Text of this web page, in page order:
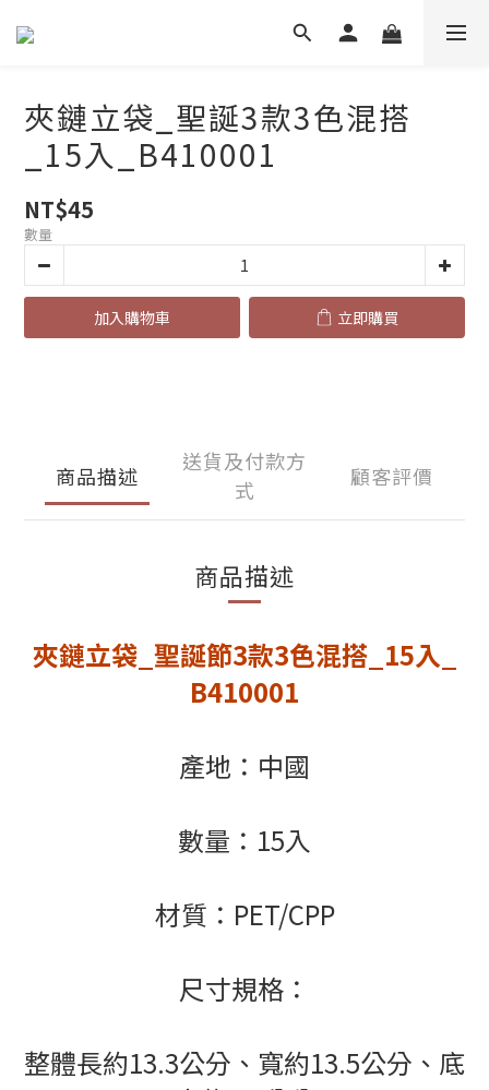
夾鏈立袋_聖誕3款3色混搭
_15入_B410001
NT$45
數量
加入購物車 立即購買
商品描述
送貨及付款方
式
顧客評價
商品描述
夾鏈立袋_聖誕節3款3色混搭_15入_
B410001
產地：中國
數量：15入
材質：PET/CPP
尺寸規格：
整體長約13.3公分、寬約13.5公分、 底